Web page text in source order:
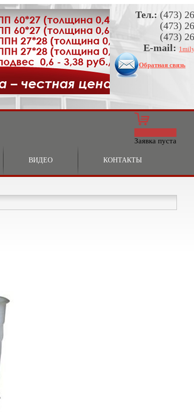
Тел.: (473)
(473)
(473)
E-mail:
Обратная связь
Заявка пуста
ВИДЕО КОНТАКТЫ